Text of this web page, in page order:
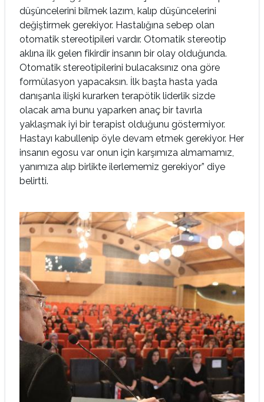
düşüncelerini bilmek lazım, kalıp düşüncelerini
değiştirmek gerekiyor. Hastalığına sebep olan
otomatik stereotipileri vardır. Otomatik stereotip
aklına ilk gelen fikirdir insanın bir olay olduğunda.
Otomatik stereotipilerini bulacaksınız ona göre
formülasyon yapacaksın. İlk başta hasta yada
danışanla ilişki kurarken terapötik liderlik sizde
olacak ama bunu yaparken anaç bir tavırla
yaklaşmak iyi bir terapist olduğunu göstermiyor.
Hastayı kabullenip öyle devam etmek gerekiyor. Her
insanın egosu var onun için karşımıza almamamız,
yanımıza alıp birlikte ilerlememiz gerekiyor” diye
belirtti.